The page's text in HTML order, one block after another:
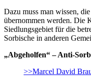
Dazu muss man wissen,
übernommen werden. Die
Siedlungsgebiet für die
Sorbische in anderen
„Abgeholfen“ – Anti-
>>Marcel David